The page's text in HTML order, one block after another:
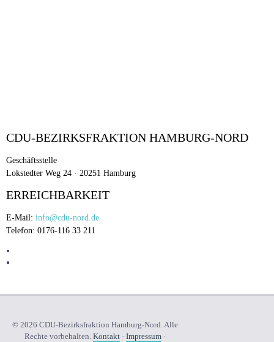
CDU-BEZIRKSFRAKTION HAMBURG-NORD
Geschäftsstelle
Lokstedter Weg 24 · 20251 Hamburg
ERREICHBARKEIT
E-Mail: info@cdu-nord.de
Telefon: 0176-116 33 211
© 2026 CDU-Bezirksfraktion Hamburg-Nord. Alle
Rechte vorbehalten. Kontakt· Impressum·